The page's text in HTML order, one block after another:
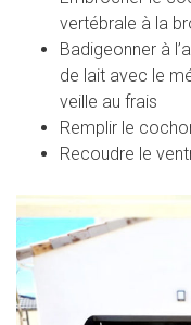
vertébrale à la
Badigeonner à
de lait avec le
veille au frais
Remplir le
Recoudre le